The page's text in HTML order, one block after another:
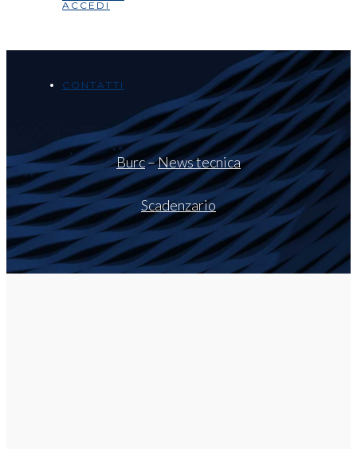
ACCEDI
CONTATTI
Burc–News tecnica
Scadenzario